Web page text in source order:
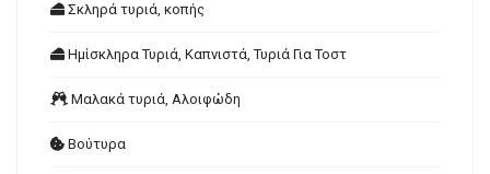
Σκληρά τυριά, κοπής
Ημίσκληρα Τυριά, Καπνιστά, Τυριά Για Τοστ
Μαλακά τυριά, Αλοιφώδη
Βούτυρα